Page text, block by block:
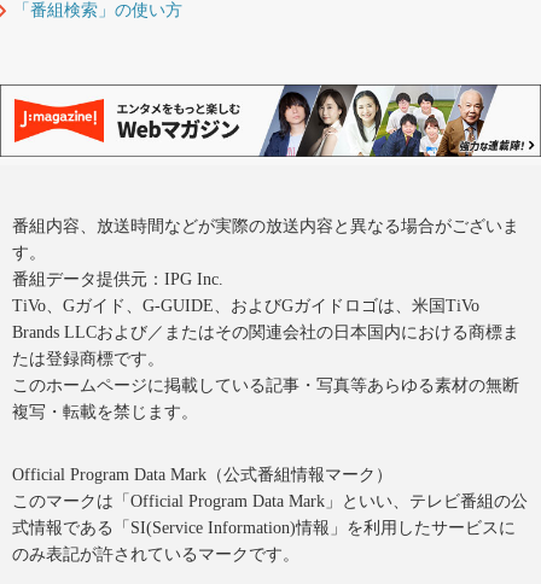
「番組検索」の使い方
番組内容、放送時間などが実際の放送内容と異なる場合がございま
す。
番組データ提供元：IPG Inc.
TiVo、Gガイド、G-GUIDE、およびGガイドロゴは、米国TiVo
Brands LLCおよび／またはその関連会社の日本国内における商標ま
たは登録商標です。
このホームページに掲載している記事・写真等あらゆる素材の無断
複写・転載を禁じます。
Official Program Data Mark（公式番組情報マーク）
このマークは「Official Program Data Mark」といい、テレビ番組の公
式情報である「SI(Service Information)情報」を利用したサービスに
のみ表記が許されているマークです。